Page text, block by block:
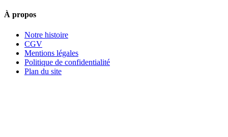
À propos
Notre histoire
CGV
Mentions légales
Politique de confidentialité
Plan du site